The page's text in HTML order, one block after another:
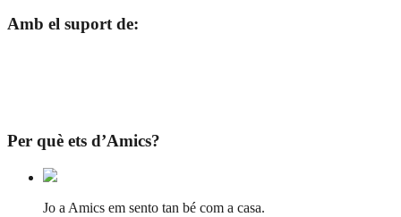
Amb el suport de:
Per què ets d’Amics?
Jo a Amics em sento tan bé com a casa.